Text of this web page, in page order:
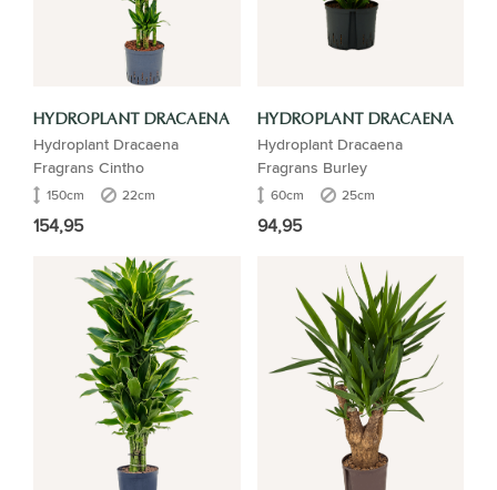
HYDROPLANT DRACAENA
Hydroplant Dracaena
Fragrans Cintho
150cm 22cm
154,95
HYDROPLANT DRACAENA
Hydroplant Dracaena
Fragrans Burley
60cm 25cm
94,95